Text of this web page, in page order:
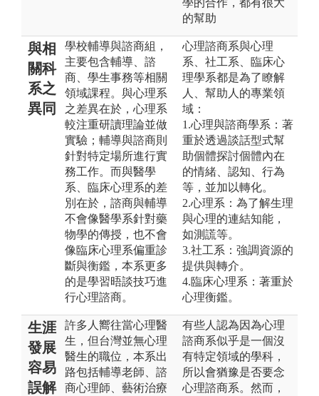
的幫助
與相
關科
系之
異同
學校輔導與諮商組，
主要包含輔導、諮
商、學生事務等相關
領域課程。與心理系
之差異在於，心理系
較注重研讀理論並做
實驗；輔導與諮商則
針對特定場所進行實
務工作。而與醫學
系、臨床心理系的差
別在於，諮商與輔導
不會像醫學系針對藥
物學的傳授，也不會
像臨床心理系偏重診
斷與衡鑑，本系更多
的是學習晤談技巧進
行心理諮商。
心理諮商系與心理
系、社工系、臨床心
理學系都是為了瞭解
人、幫助人的專業領
域：
1.心理與諮商學系：著
重於透過談話型式幫
助個體探討個體內在
的情緒、認知、行為
等，並加以轉化。
2.心理系：為了解生理
與心理的連結知能，
如測謊等。
3.社工系：強調資源的
提供與轉介。
4.臨床心理系：著重於
心理衡鑑。
生涯
發展
容易
誤解
許多人嚮往當心理醫
生，但台灣並無心理
醫生的職位，本系出
路包括輔導老師、諮
商心理師、藝術治療
有些人認為因為心理
諮商系似乎是一個沒
有特定領域的學科，
所以會猶豫是否要念
心理諮商系。然而，